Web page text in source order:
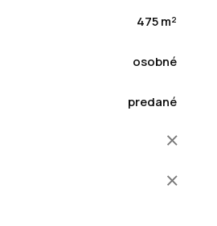
475 m²
osobné
predané